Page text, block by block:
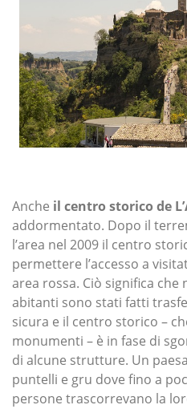
Anche il centro storico de
addormentato. Dopo il
l’area nel 2009 il centro
permettere l’accesso a
area rossa. Ciò significa
abitanti sono stati fatti
sicura e il centro storico –
monumenti – è in fase di
di alcune strutture. Un
puntelli e gru dove fino a
persone trascorrevano la